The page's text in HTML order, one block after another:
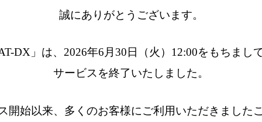
誠にありがとうございます。
AT-DX」は、2026年6月30日（火）12:00をもちまして
サービスを終了いたしました。
開始以来、多くのお客様にご利用いただきましたこ